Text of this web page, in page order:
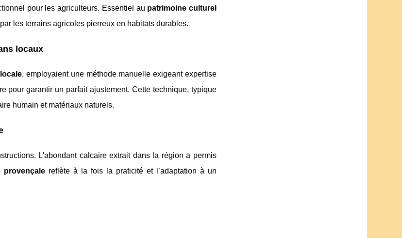
pour les agriculteurs. Essentiel au patrimoine culturel
les terrains agricoles pierreux en habitats durables.
locaux
, employaient une méthode manuelle exigeant expertise
pour garantir un parfait ajustement. Cette technique, typique
humain et matériaux naturels.
L'abondant calcaire extrait dans la région a permis
provençale reflète à la fois la praticité et l’adaptation à un